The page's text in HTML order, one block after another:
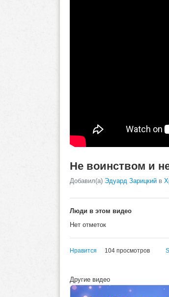
Не воинством и
Добавил(а) Эдуард Зарицкий в
Люди в этом видео
Нет отметок
Нравится 104 просмотров
Другие видео